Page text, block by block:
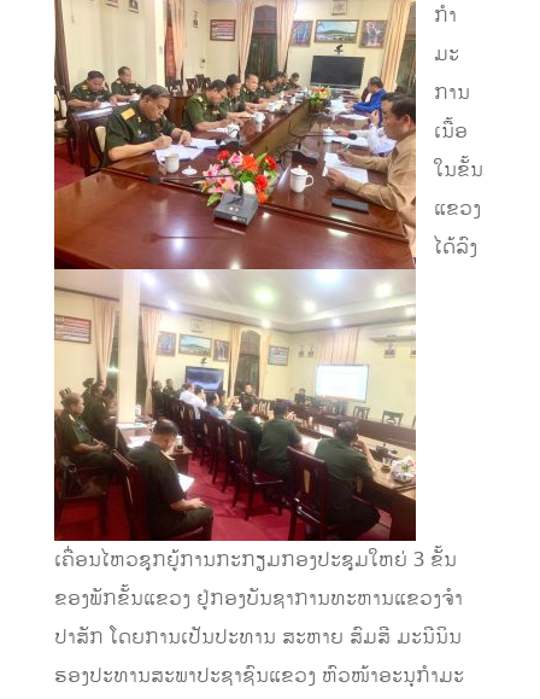
ກຳ
ມະ
ການ
ເນື້ອ
ໃນຂັ້ນ
ແຂວງ
ໄດ້ລົງ
ເຄື່ອນໄຫວຊຸກຍູ້ການກະກຽມກອງປະຊຸມໃຫຍ່ 3 ຂັ້ນ
ຂອງພັກຂັ້ນແຂວງ ຢູ່ກອງບັນຊາການທະຫານແຂວງຈຳ
ປາສັກ ໂດຍການເປັນປະທານ ສະຫາຍ ສົມສີ ມະນີນິນ
ຮອງປະທານສະພາປະຊາຊົນແຂວງ ຫົວໜ້າອະນຸກໍາມະ